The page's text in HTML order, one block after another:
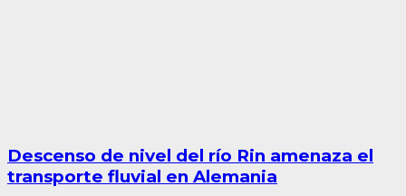
Descenso de nivel del río Rin amenaza el
transporte fluvial en Alemania